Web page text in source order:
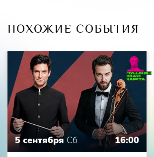
ПОХОЖИЕ СОБЫТИЯ
5 сентября Сб 16:00